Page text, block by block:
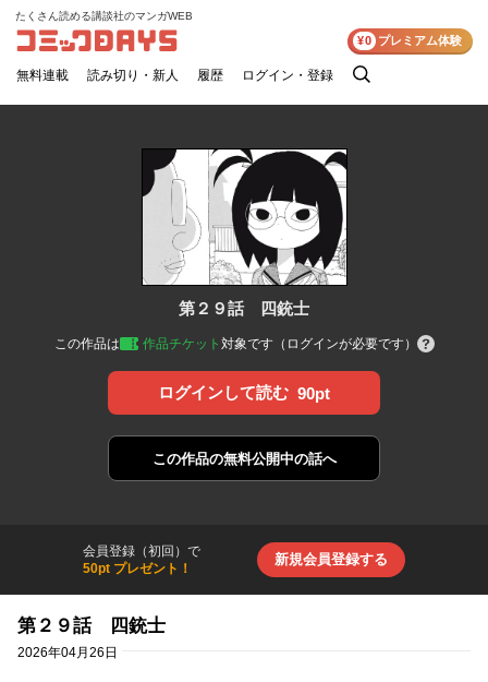
コミックDAYS
たくさん読める講談社のマンガWEB
無料連載 読み切り・新人 履歴 ログイン・登録
検
¥0 プレミアム体験
第２９話 四銃士
この作品は 作品チケット 対象です（ログインが必要です）
ログインして読む 90pt
この作品の無料公開中の話へ
会員登録（初回）で
50pt プレゼント！
新規会員登録する
第２９話 四銃士
2026年04月26日